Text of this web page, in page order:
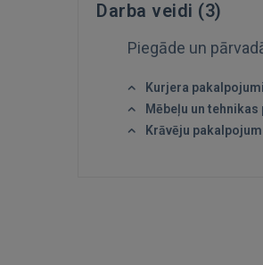
Darba veidi (3)
Piegāde un
Kurjera pakalpojumi
Mēbeļu un
Krāvēju